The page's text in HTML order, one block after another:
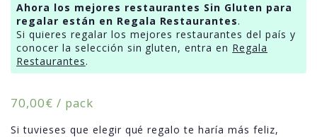
Ahora los mejores restaurantes Sin Gluten para
regalar están en Regala Restaurantes.
Si quieres regalar los mejores restaurantes del país y
conocer la selección sin gluten, entra en Regala
Restaurantes.
70,00€ / pack
Si tuvieses que elegir qué regalo te haría más feliz,